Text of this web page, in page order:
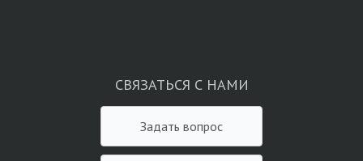
СВЯЗАТЬСЯ С НАМИ
Задать вопрос